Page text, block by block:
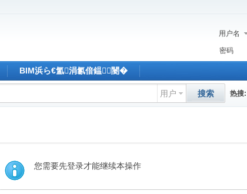
用户名
密码
BIM浜ら€氳涓氱偣鎾闄�
用户 搜索 热搜:
您需要先登录才能继续本操作